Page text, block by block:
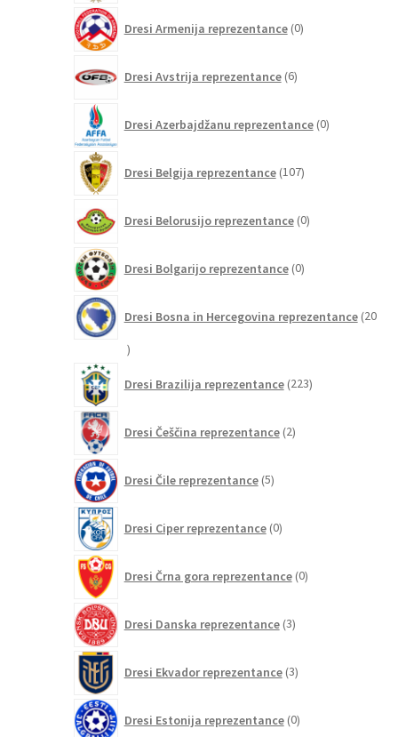
Dresi Armenija reprezentance 0izdelkov
Dresi Avstrija reprezentance 6izdelkov
Dresi Azerbajdžanu reprezentance 0izdelkov
Dresi Belgija reprezentance 107izdelkov
Dresi Belorusijo reprezentance 0izdelkov
Dresi Bolgarijo reprezentance 0izdelkov
Dresi Bosna in Hercegovina reprezentance 20
20
Dresi Brazilija reprezentance 223izdelkov
Dresi Češčina reprezentance 2izdelka
Dresi Čile reprezentance 5izdelkov
Dresi Ciper reprezentance 0izdelkov
Dresi Črna gora reprezentance 0izdelkov
Dresi Danska reprezentance 3izdelki
Dresi Ekvador reprezentance 3izdelki
Dresi Estonija reprezentance 0izdelkov